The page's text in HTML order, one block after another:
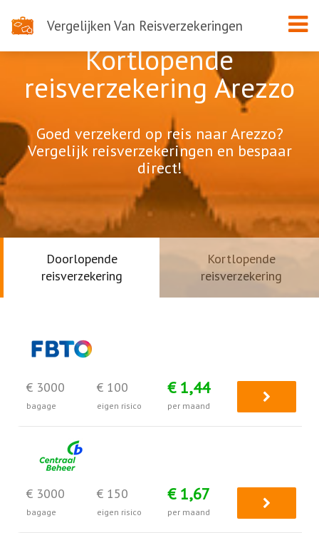
Vergelijken Van Reisverzekeringen
Kortlopende
reisverzekering Arezzo
Goed verzekerd op reis naar Arezzo?
Vergelijk reisverzekeringen en bespaar
direct!
Doorlopende
reisverzekering
Kortlopende
reisverzekering
€ 3000
bagage
€ 100
eigen risico
€ 1,44
per maand
€ 3000
bagage
€ 150
eigen risico
€ 1,67
per maand